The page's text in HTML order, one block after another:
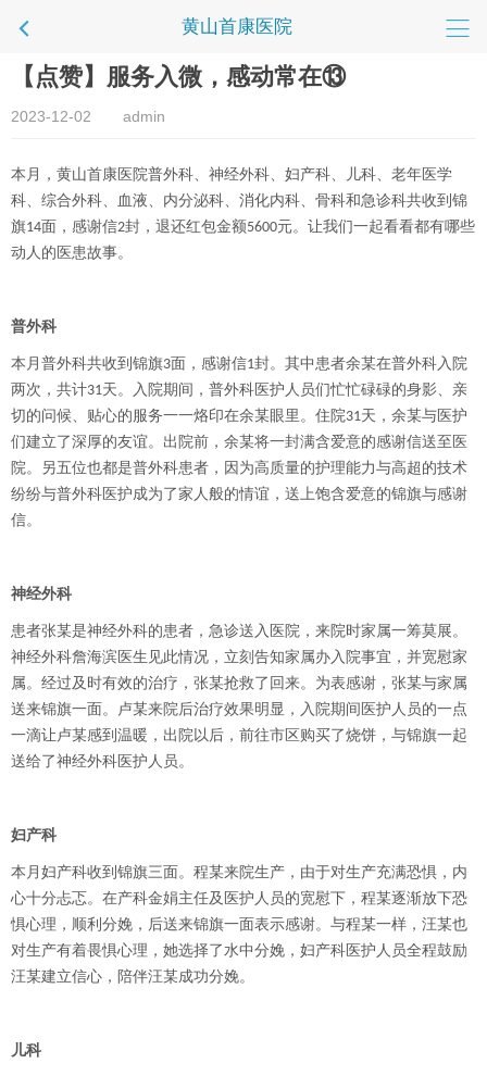
黄山首康医院
【点赞】服务入微，感动常在⑬
2023-12-02 admin
本月，黄山首康医院普外科、神经外科、妇产科、儿科、老年医学
科、综合外科、血液、内分泌科、消化内科、骨科和急诊科共收到锦
旗14面，感谢信2封，退还红包金额5600元。让我们一起看看都有哪些
动人的医患故事。
普外科
本月普外科共收到锦旗3面，感谢信1封。其中患者余某在普外科入院
两次，共计31天。入院期间，普外科医护人员们忙忙碌碌的身影、亲
切的问候、贴心的服务一一烙印在余某眼里。住院31天，余某与医护
们建立了深厚的友谊。出院前，余某将一封满含爱意的感谢信送至医
院。另五位也都是普外科患者，因为高质量的护理能力与高超的技术
纷纷与普外科医护成为了家人般的情谊，送上饱含爱意的锦旗与感谢
信。
神经外科
患者张某是神经外科的患者，急诊送入医院，来院时家属一筹莫展。
神经外科詹海滨医生见此情况，立刻告知家属办入院事宜，并宽慰家
属。经过及时有效的治疗，张某抢救了回来。为表感谢，张某与家属
送来锦旗一面。卢某来院后治疗效果明显，入院期间医护人员的一点
一滴让卢某感到温暖，出院以后，前往市区购买了烧饼，与锦旗一起
送给了神经外科医护人员。
妇产科
本月妇产科收到锦旗三面。程某来院生产，由于对生产充满恐惧，内
心十分忐忑。在产科金娟主任及医护人员的宽慰下，程某逐渐放下恐
惧心理，顺利分娩，后送来锦旗一面表示感谢。与程某一样，汪某也
对生产有着畏惧心理，她选择了水中分娩，妇产科医护人员全程鼓励
汪某建立信心，陪伴汪某成功分娩。
儿科